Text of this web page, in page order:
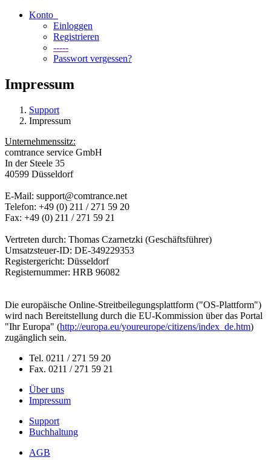
Konto
Einloggen
Registrieren
-----
Passwort vergessen?
Impressum
Support
Impressum
Unternehmenssitz:
comtrance service GmbH
In der Steele 35
40599 Düsseldorf
E-Mail: support@comtrance.net
Telefon: +49 (0) 211 / 271 59 20
Fax: +49 (0) 211 / 271 59 21
Vertreten durch: Thomas Czarnetzki (Geschäftsführer)
Umsatzsteuer-ID: DE-349229353
Registergericht: Düsseldorf
Registernummer: HRB 96082
Die europäische Online-Streitbeilegungsplattform ("OS-Plattform")
wird nach Bereitstellung durch die EU-Kommission über das Portal
"Ihr Europa" (http://europa.eu/youreurope/citizens/index_de.htm)
zugänglich sein.
Tel. 0211 / 271 59 20
Fax. 0211 / 271 59 21
Über uns
Impressum
Support
Buchhaltung
AGB